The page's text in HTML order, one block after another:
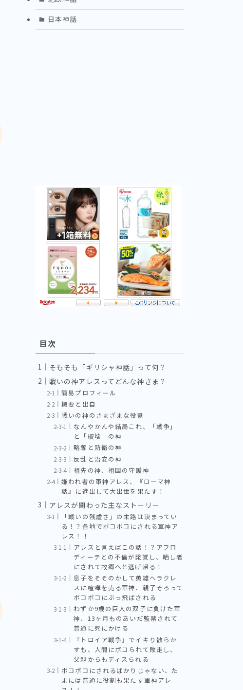
日本神話
目次
そもそも「ギリシャ神話」って何？
戦いの神アレスってどんな神さま？
簡易プロフィール
概要と出自
戦いの神のさまざまな役割
なんやかんや結局これ、「戦争」
と「破壊」の神
略奪と防衛の神
反乱と治安の神
祖先の神、祖国の守護神
嫌われ者の軍神アレス、『ローマ神
話』に進出して大出世を果たす！
アレスが関わった主なストーリー
「戦いの残虐さ」の末路は決まってい
る！？各地でボコボコにされる軍神ア
レス！！
アレスと言えばこの話！？アフロ
ディーテとの不倫が発覚し、晒し者
にされて故郷へと逃げ帰る！
息子をそそのかして英雄ヘラクレ
スに喧嘩を売る軍神、親子そろって
ボコボコにぶっ飛ばされる
わずか9歳の巨人の双子に負けた軍
神、13ヶ月ものあいだ監禁されて
普通に死にかける
『トロイア戦争』でイキり散らか
すも、人間にボコられて敗走し、
父親からもディスられる
ボコボコにされるばかりじゃない、た
まには普通に役割も果たす軍神アレ